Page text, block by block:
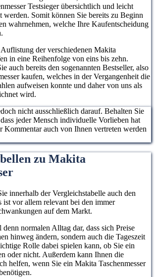
Testsieger übersichtlich und leicht
werden. Somit können Sie bereits zu Beginn
wahrnehmen, welche Ihre Kaufentscheidung
der verschiedenen Makita
in eine Reihenfolge von eins bis zehn.
auch bereits den sogenannten Bestseller, also
kaufen, welches in der Vergangenheit die
aufweisen konnte und daher von uns als
wird.
nicht ausschließlich darauf. Behalten Sie
jeder Mensch individuelle Vorlieben hat
Kommentar auch von Ihnen vertreten werden
zu Makita
innerhalb der Vergleichstabelle auch den
ist vor allem relevant bei den immer
auf dem Markt.
normalen Alltag dar, dass sich Preise
hinweg ändern, sondern auch die Tageszeit
Rolle dabei spielen kann, ob Sie ein
oder nicht. Außerdem kann Ihnen die
helfen, wenn Sie ein Makita Taschenmesser